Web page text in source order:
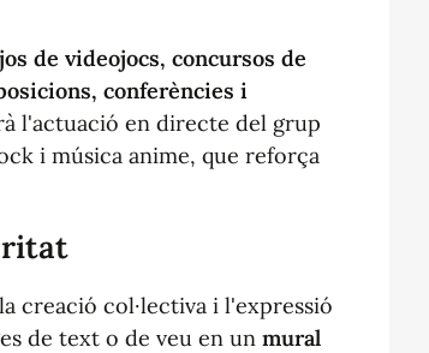
de videojocs, concursos de
conferències i
l'actuació en directe del grup
i música anime, que reforça
creació col·lectiva i l'expressió
de text o de veu en un mural